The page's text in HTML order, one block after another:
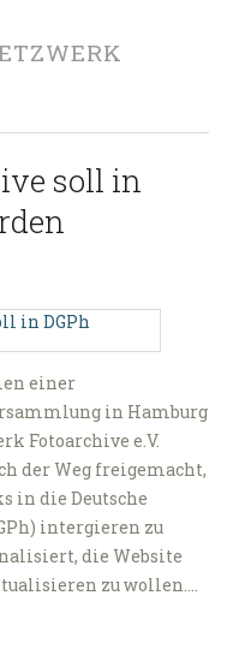
soll in
einer
in Hamburg
Fotoarchive e.V.
der Weg freigemacht,
in die Deutsche
intergieren zu
die Website
zu wollen.…